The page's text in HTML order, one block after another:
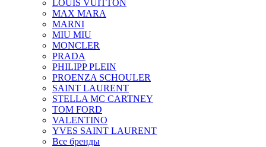
LOUIS VUITTON
MAX MARA
MARNI
MIU MIU
MONCLER
PRADA
PHILIPP PLEIN
PROENZA SCHOULER
SAINT LAURENT
STELLA MC CARTNEY
TOM FORD
VALENTINO
YVES SAINT LAURENT
Все бренды